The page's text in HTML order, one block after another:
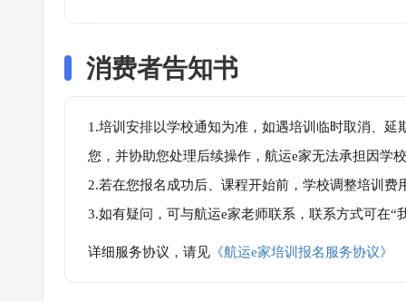
消费者告知书
1.培训安排以学校通知为准，如遇培训临时取消、
您，并协助您处理后续操作，航运e家无法承担因学
2.若在您报名成功后、课程开始前，学校调整培训
3.如有疑问，可与航运e家老师联系，联系方式可在
详细服务协议，请见 《航运e家培训报名服务协议》